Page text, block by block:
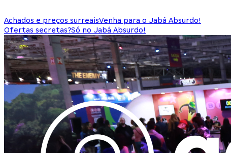
Achados e preços surreaisVenha para o Jabá Absurdo!
Ofertas secretas?Só no Jabá Absurdo!